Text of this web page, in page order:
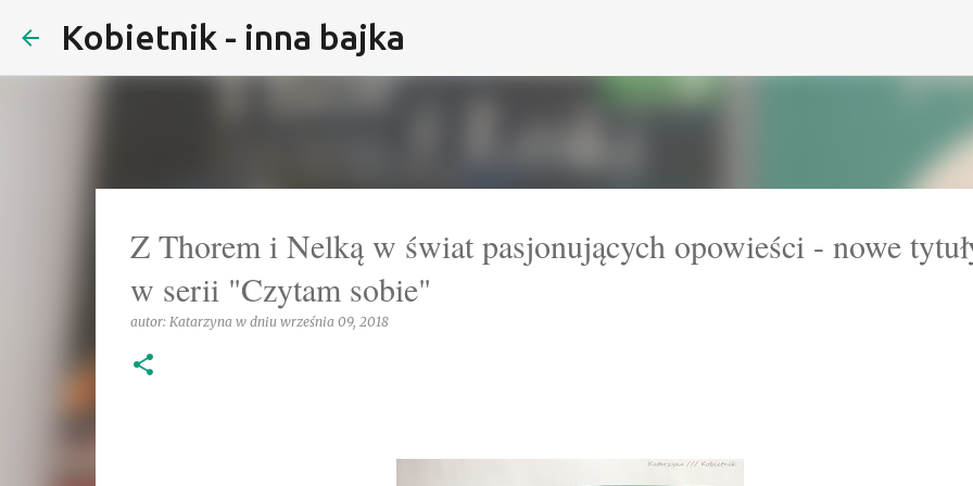
Kobietnik - inna bajka
Z Thorem i Nelką w świat pasjonujących opowieści - nowe
w serii "Czytam sobie"
autor: Katarzyna w dniu września 09, 2018